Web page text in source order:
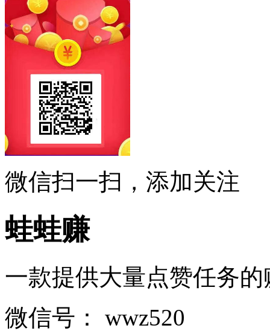
微信扫一扫，添加关注
蛙蛙赚
一款提供大量点赞任务的
微信号： wwz520